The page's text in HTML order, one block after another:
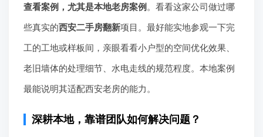
查看案例，尤其是本地老房案例。看看这家公司做过哪
些真实的西安二手房翻新项目。最好能实地参观一下完
工的工地或样板间，亲眼看看小户型的空间优化效果、
老旧墙体的处理细节、水电走线的规范程度。本地案例
最能说明其适配西安老房的能力。
深耕本地，靠谱团队如何解决问题？